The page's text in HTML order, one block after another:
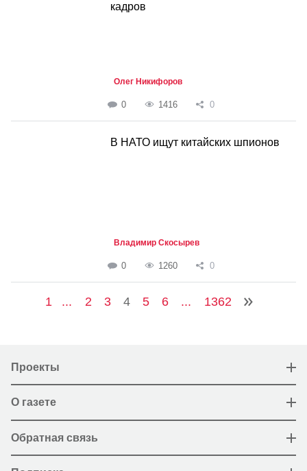
кадров
Олег Никифоров
0 1416 0
В НАТО ищут китайских шпионов
Владимир Скосырев
0 1260 0
1 ... 2 3 4 5 6 ... 1362
Проекты
О газете
Обратная связь